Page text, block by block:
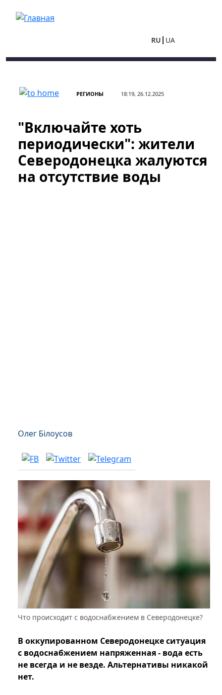
RU UA
РЕГИОНЫ 18:19, 26.12.2025
"Включайте хоть
периодически": жители
Северодонецка жалуются
на отсутствие воды
Олег Білоусов
Что происходит с водоснабжением в Северодонецке?
В оккупированном Северодонецке ситуация
с водоснабжением напряженная - вода есть
не всегда и не везде. Альтернативы никакой
нет.